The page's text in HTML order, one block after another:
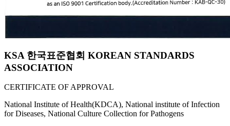
KSA 한국표준협회 KOREAN STANDARDS
ASSOCIATION
CERTIFICATE OF APPROVAL
National Institute of Health(KDCA), National institute of Infection
for Diseases, National Culture Collection for Pathogens